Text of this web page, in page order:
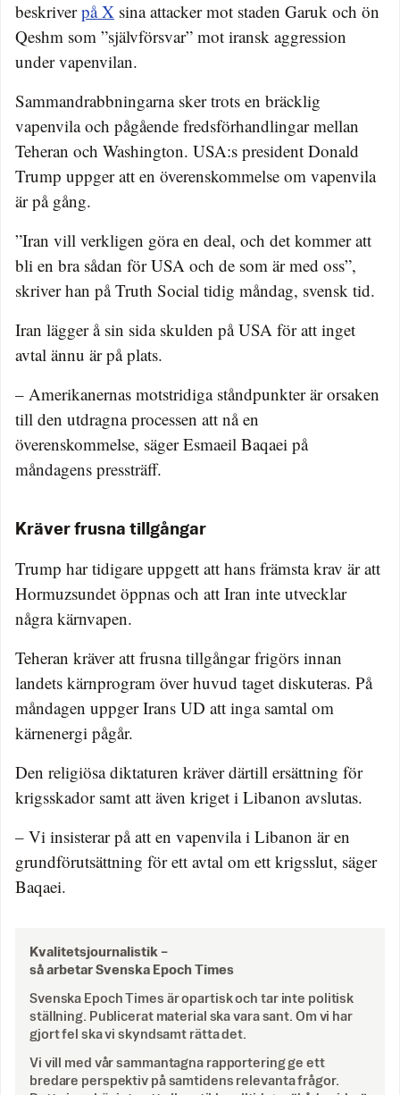
beskriverpå X sina attacker mot staden Garuk och ön
Qeshm som ”självförsvar” mot iransk aggression
under vapenvilan.
Sammandrabbningarna sker trots en bräcklig
vapenvila och pågående fredsförhandlingar mellan
Teheran och Washington. USA:s president Donald
Trump uppger att en överenskommelse om vapenvila
är på gång.
”Iran vill verkligen göra en deal, och det kommer att
bli en bra sådan för USA och de som är med oss”,
skriver han på Truth Social tidig måndag, svensk tid.
Iran lägger å sin sida skulden på USA för att inget
avtal ännu är på plats.
– Amerikanernas motstridiga ståndpunkter är orsaken
till den utdragna processen att nå en
överenskommelse, säger Esmaeil Baqaei på
måndagens pressträff.
Kräver frusna tillgångar
Trump har tidigare uppgett att hans främsta krav är att
Hormuzsundet öppnas och att Iran inte utvecklar
några kärnvapen.
Teheran kräver att frusna tillgångar frigörs innan
landets kärnprogram över huvud taget diskuteras. På
måndagen uppger Irans UD att inga samtal om
kärnenergi pågår.
Den religiösa diktaturen kräver därtill ersättning för
krigsskador samt att även kriget i Libanon avslutas.
– Vi insisterar på att en vapenvila i Libanon är en
grundförutsättning för ett avtal om ett krigsslut, säger
Baqaei.
Kvalitetsjournalistik –
så arbetar Svenska Epoch Times
Svenska Epoch Times är opartisk och tar inte politisk
ställning. Publicerat material ska vara sant. Om vi har
gjort fel ska vi skyndsamt rätta det.
Vi vill med vår sammantagna rapportering ge ett
bredare perspektiv på samtidens relevanta frågor.